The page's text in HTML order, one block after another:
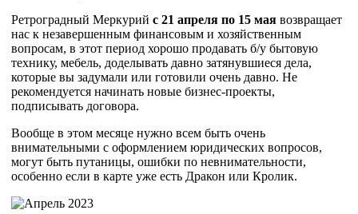
Ретроградный Меркурий с 21 апреля по 15 мая возвращает
нас к незавершенным финансовым и хозяйственным
вопросам, в этот период хорошо продавать б/у бытовую
технику, мебель, доделывать давно затянувшиеся дела,
которые вы задумали или готовили очень давно. Не
рекомендуется начинать новые бизнес-проекты,
подписывать договора.
Вообще в этом месяце нужно всем быть очень
внимательными с оформлением юридических вопросов,
могут быть путаницы, ошибки по невнимательности,
особенно если в карте уже есть Дракон или Кролик.